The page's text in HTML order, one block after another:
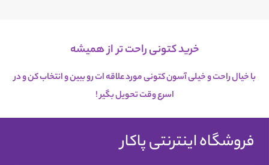
خرید کتونی راحت تر از همیشه
با خیال راحت و خیلی آسون کتونی مورد علاقه ات رو ببین و انتخاب کن و در
اسرعوقت تحویل بگیر !
فروشگاه اینترنتی پاکار